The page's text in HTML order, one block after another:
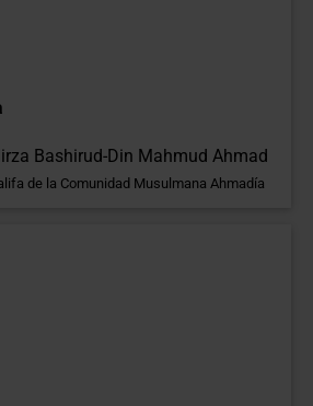
Bashirud-Din Mahmud Ahmad
de la Comunidad Musulmana Ahmadía